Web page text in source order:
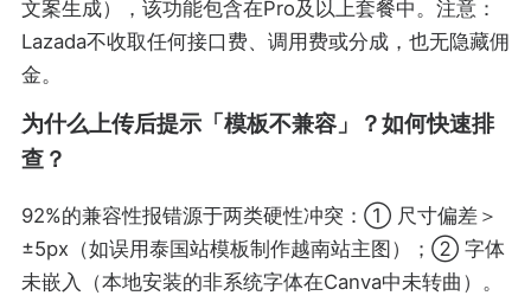
文案生成），该功能包含在Pro及以上套餐中。注意：
Lazada不收取任何接口费、调用费或分成，也无隐藏佣
金。
为什么上传后提示「模板不兼容」？如何快速排
查？
92%的兼容性报错源于两类硬性冲突：① 尺寸偏差＞
±5px（如误用泰国站模板制作越南站主图）；② 字体
未嵌入（本地安装的非系统字体在Canva中未转曲）。